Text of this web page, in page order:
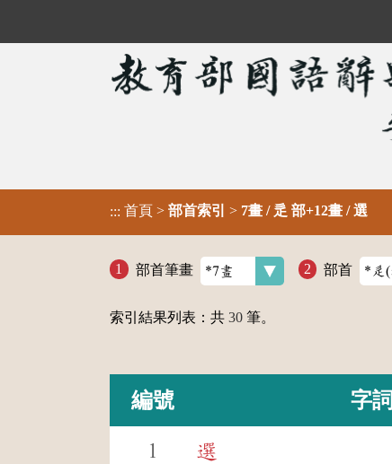
::: 首頁 > 部首索引 > 7畫 / 辵 部+12畫 / 選
部首筆畫 部首
索引結果列表：共 30 筆。
編號 字詞
1 選